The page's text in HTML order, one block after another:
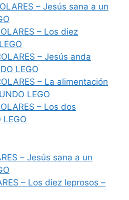
– Jesús sana a un
– Los diez
– Jesús anda
LEGO
– La alimentación
LEGO
– Los dos
– Jesús sana a un
– Los diez leprosos –